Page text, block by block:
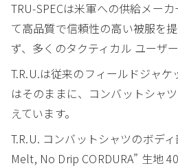
TRU-SPECは米軍への供給メー
て高品質で信頼性の高い被服を
ず、多くのタクティカル ユーザ
T.R.U.は従来のフィールドジャ
はそのままに、コンバットシャ
えています。
T.R.U. コンバットシャツのボデ
Melt, No Drip CORDURA” 生地